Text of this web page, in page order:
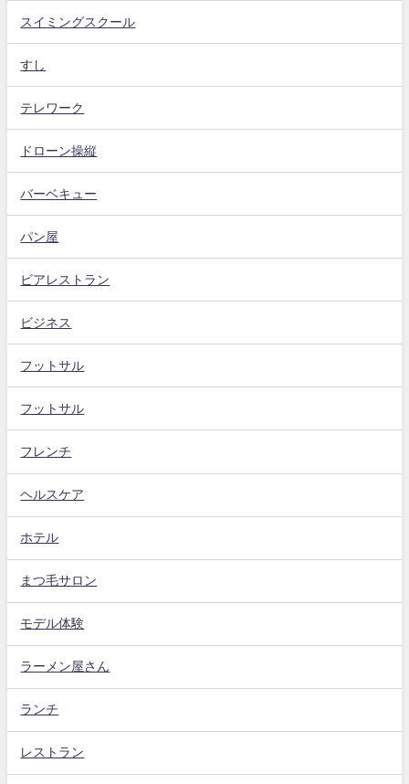
スイミングスクール
すし
テレワーク
ドローン操縦
バーベキュー
パン屋
ビアレストラン
ビジネス
フットサル
フットサル
フレンチ
ヘルスケア
ホテル
まつ毛サロン
モデル体験
ラーメン屋さん
ランチ
レストラン